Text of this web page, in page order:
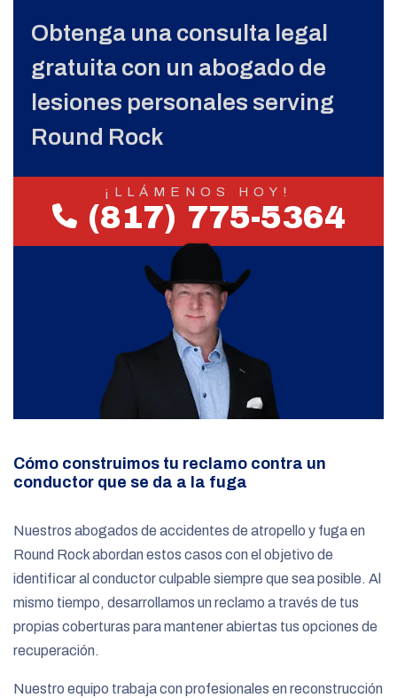
Obtenga una consulta legal
gratuita con un abogado de
lesiones personales serving
Round Rock
¡LLÁMENOS HOY!
(817) 775-5364
Cómo construimos tu reclamo contra un
conductor que se da a la fuga
Nuestros abogados de accidentes de atropello y fuga en
Round Rock abordan estos casos con el objetivo de
identificar al conductor culpable siempre que sea posible. Al
mismo tiempo, desarrollamos un reclamo a través de tus
propias coberturas para mantener abiertas tus opciones de
recuperación.
Nuestro equipo trabaja con profesionales en reconstrucción